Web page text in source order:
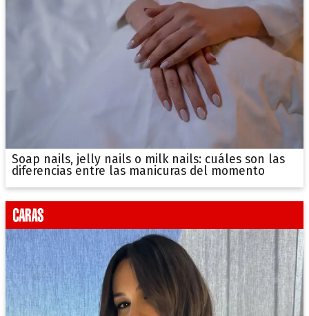
Soap nails, jelly nails o milk nails: cuáles son las
diferencias entre las manicuras del momento